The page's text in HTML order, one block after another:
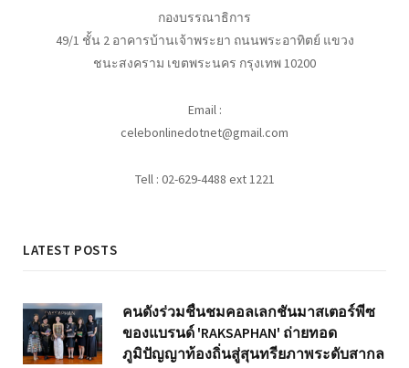
กองบรรณาธิการ
49/1 ชั้น 2 อาคารบ้านเจ้าพระยา ถนนพระอาทิตย์ แขวง
ชนะสงคราม เขตพระนคร กรุงเทพ 10200
Email :
celebonlinedotnet@gmail.com
Tell : 02-629-4488 ext 1221
LATEST POSTS
คนดังร่วมชื่นชมคอลเลกชันมาสเตอร์พีซ
ของแบรนด์ 'RAKSAPHAN' ถ่ายทอด
ภูมิปัญญาท้องถิ่นสู่สุนทรียภาพระดับสากล